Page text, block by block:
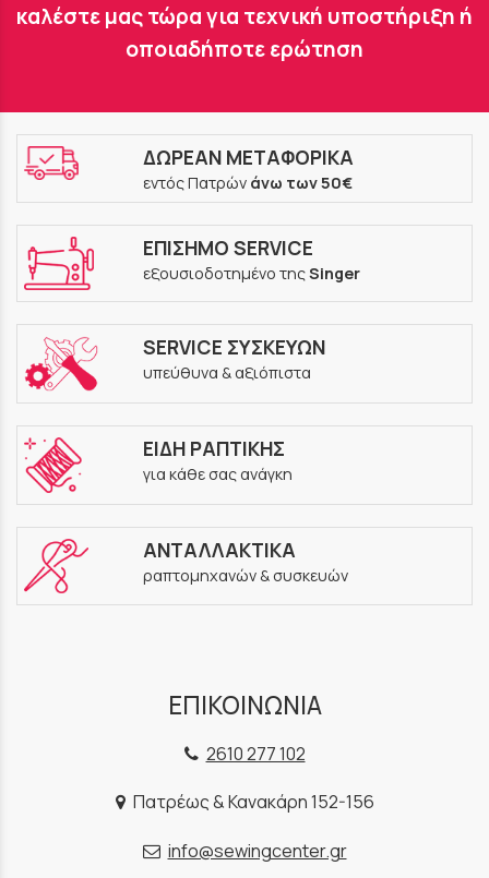
καλέστε μας τώρα για τεχνική υποστήριξη ή
οποιαδήποτε ερώτηση
ΔΩΡΕΑΝ ΜΕΤΑΦΟΡΙΚΑ
εντός Πατρών άνω των 50€
ΕΠΙΣΗΜΟ SERVICE
εξουσιοδοτημένο τηςSinger
SERVICE ΣΥΣΚΕΥΩΝ
υπεύθυνα & αξιόπιστα
ΕΙΔΗ ΡΑΠΤΙΚΗΣ
για κάθε σας ανάγκη
ΑΝΤΑΛΛΑΚΤΙΚΑ
ραπτομηχανών & συσκευών
ΕΠΙΚΟΙΝΩΝΙΑ
2610 277 102
Πατρέως & Κανακάρη 152-156
info@sewingcenter.gr